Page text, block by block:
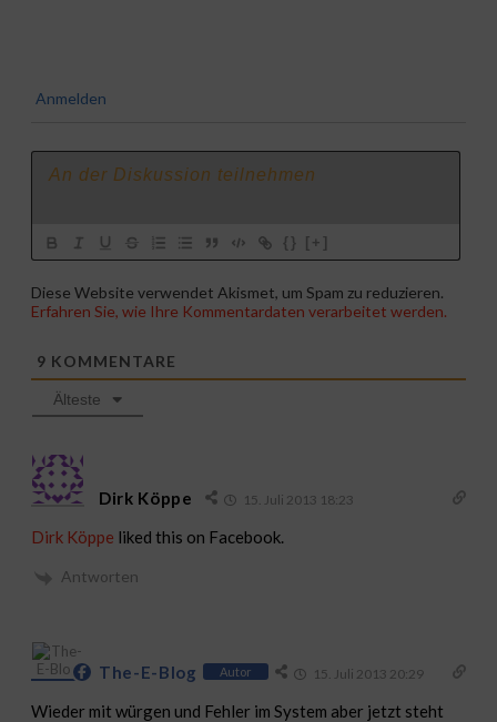
Anmelden
{} [+]
Diese Website verwendet Akismet, um Spam zu reduzieren.
Erfahren Sie, wie Ihre Kommentardaten verarbeitet werden.
9 KOMMENTARE
Älteste
Dirk Köppe 15. Juli 2013 18:23
Dirk Köppe liked this on Facebook.
Antworten
The-E-Blog Autor 15. Juli 2013 20:29
Wieder mit würgen und Fehler im System aber jetzt steht